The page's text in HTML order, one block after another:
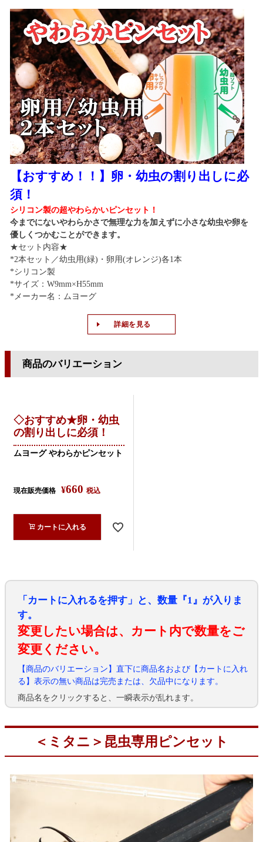
【おすすめ！！】卵・幼虫の割り出しに必
須！
シリコン製の超やわらかいピンセット！
今までにないやわらかさで無理な力を加えずに小さな幼虫や卵を
優しくつかむことができます。
★セット内容★
*2本セット／幼虫用(緑)・卵用(オレンジ)各1本
*シリコン製
*サイズ：W9mm×H55mm
*メーカー名：ムヨーグ
詳細を見る
商品のバリエーション
◇おすすめ★卵・幼虫
の割り出しに必須！
ムヨーグ やわらかピンセット
現在販売価格 ¥660 税込
カートに入れる
「カートに入れるを押す」と、数量『1』が入りま
す。
変更したい場合は、カート内で数量をご
変更ください。
【商品のバリエーション】直下に商品名および【カートに入れ
る】表示の無い商品は完売または、欠品中になります。
商品名をクリックすると、一瞬表示が乱れます。
＜ミタニ＞昆虫専用ピンセット